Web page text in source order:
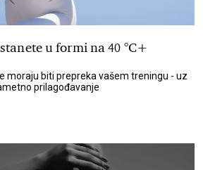
u formi na 40 °C+
moraju biti prepreka vašem treningu - uz
prilagođavanje